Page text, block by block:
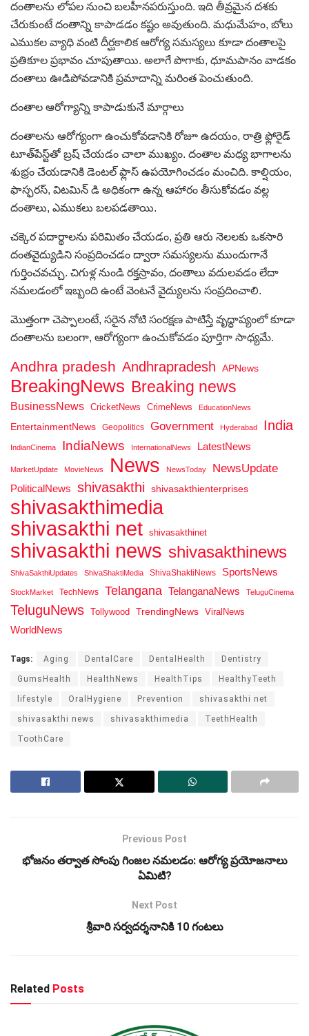
దంతాలను లోపల నుంచి బలహీనపరుస్తుంది. ఇది తీవ్రమైన దశకు
చేరుకుంటే దంతాన్ని కాపాడడం కష్టం అవుతుంది. మధుమేహం, బోలు
ఎముకల వ్యాధి వంటి దీర్ఘకాలిక ఆరోగ్య సమస్యలు కూడా దంతాలపై
ప్రతికూల ప్రభావం చూపుతాయి. అలాగే పొగాకు, ధూమపానం వాడకం
దంతాలు ఊడిపోవడానికి ప్రమాదాన్ని మరింత పెంచుతుంది.
దంతాల ఆరోగ్యాన్ని కాపాడుకునే మార్గాలు
దంతాలను ఆరోగ్యంగా ఉంచుకోవడానికి రోజూ ఉదయం, రాత్రి ఫ్లోరైడ్
టూత్‌పేస్ట్‌తో బ్రష్ చేయడం చాలా ముఖ్యం. దంతాల మధ్య భాగాలను
శుభ్రం చేయడానికి డెంటల్ ఫ్లాస్ ఉపయోగించడం మంచిది. కాల్షియం,
ఫాస్ఫరస్, విటమిన్ డి అధికంగా ఉన్న ఆహారం తీసుకోవడం వల్ల
దంతాలు, ఎముకలు బలపడతాయి.
చక్కెర పదార్థాలను పరిమితం చేయడం, ప్రతి ఆరు నెలలకు ఒకసారి
దంతవైద్యుడిని సంప్రదించడం ద్వారా సమస్యలను ముందుగానే
గుర్తించవచ్చు. చిగుళ్ల నుండి రక్తస్రావం, దంతాలు వదులవడం లేదా
నమలడంలో ఇబ్బంది ఉంటే వెంటనే వైద్యులను సంప్రదించాలి.
మొత్తంగా చెప్పాలంటే, సరైన నోటి సంరక్షణ పాటిస్తే వృద్ధాప్యంలో కూడా
దంతాలను బలంగా, ఆరోగ్యంగా ఉంచుకోవడం పూర్తిగా సాధ్యమే.
Andhra pradesh Andhrapradesh APNews
BreakingNews Breaking news
BusinessNews CricketNews CrimeNews EducationNews
EntertainmentNews Geopolitics Government Hyderabad India
IndianCinema IndiaNews InternationalNews LatestNews
MarketUpdate MovieNews News NewsToday NewsUpdate
PoliticalNews shivasakthi shivasakthienterprises
shivasakthimedia
shivasakthi net shivasakthinet
shivasakthi news shivasakthinews
ShivaSakthiUpdates ShivaShaktiMedia ShivaShaktiNews SportsNews
StockMarket TechNews Telangana TelanganaNews TeluguCinema
TeluguNews Tollywood TrendingNews ViralNews
WorldNews
Tags: Aging DentalCare DentalHealth Dentistry
GumsHealth HealthNews HealthTips HealthyTeeth
lifestyle OralHygiene Prevention shivasakthi net
shivasakthi news shivasakthimedia TeethHealth
ToothCare
Previous Post
భోజనం తర్వాత సోంపు గింజల నమలడం: ఆరోగ్య ప్రయోజనాలు
ఏమిటి?
Next Post
శ్రీవారి సర్వదర్శనానికి 10 గంటలు
Related Posts